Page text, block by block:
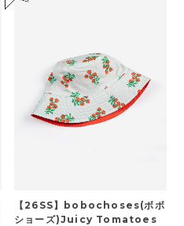
【26SS】bobochoses(ボボ
ショーズ)Juicy Tomatoes